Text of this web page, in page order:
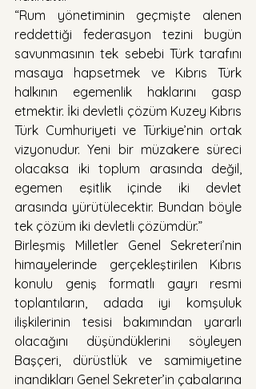
“Rum yönetiminin geçmişte alenen
reddettiği federasyon tezini bugün
savunmasının tek sebebi Türk tarafını
masaya hapsetmek ve Kıbrıs Türk
halkının egemenlik haklarını gasp
etmektir. İki devletli çözüm Kuzey Kıbrıs
Türk Cumhuriyeti ve Türkiye’nin ortak
vizyonudur. Yeni bir müzakere süreci
olacaksa iki toplum arasında değil,
egemen eşitlik içinde iki devlet
arasında yürütülecektir. Bundan böyle
tek çözüm iki devletli çözümdür.”
Birleşmiş Milletler Genel Sekreteri’nin
himayelerinde gerçekleştirilen Kıbrıs
konulu geniş formatlı gayrı resmi
toplantıların, adada iyi komşuluk
ilişkilerinin tesisi bakımından yararlı
olacağını düşündüklerini söyleyen
Başçeri, dürüstlük ve samimiyetine
inandıkları Genel Sekreter’in çabalarına